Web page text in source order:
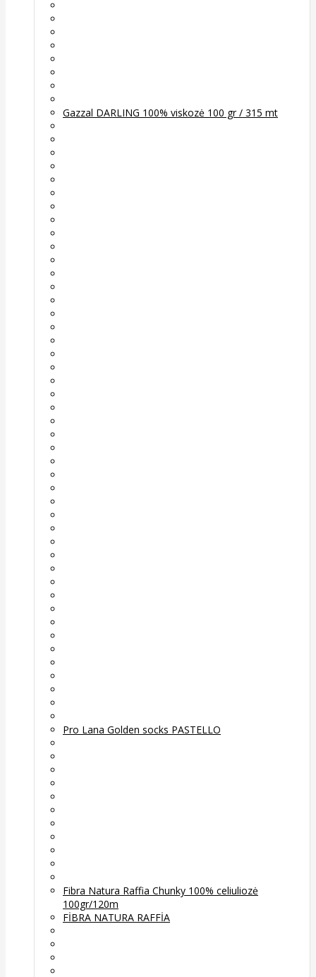
Gazzal DARLING 100% viskozė 100 gr / 315 mt
Pro Lana Golden socks PASTELLO
Fibra Natura Raffia Chunky 100% celiuliozė
100gr/120m
FİBRA NATURA RAFFİA